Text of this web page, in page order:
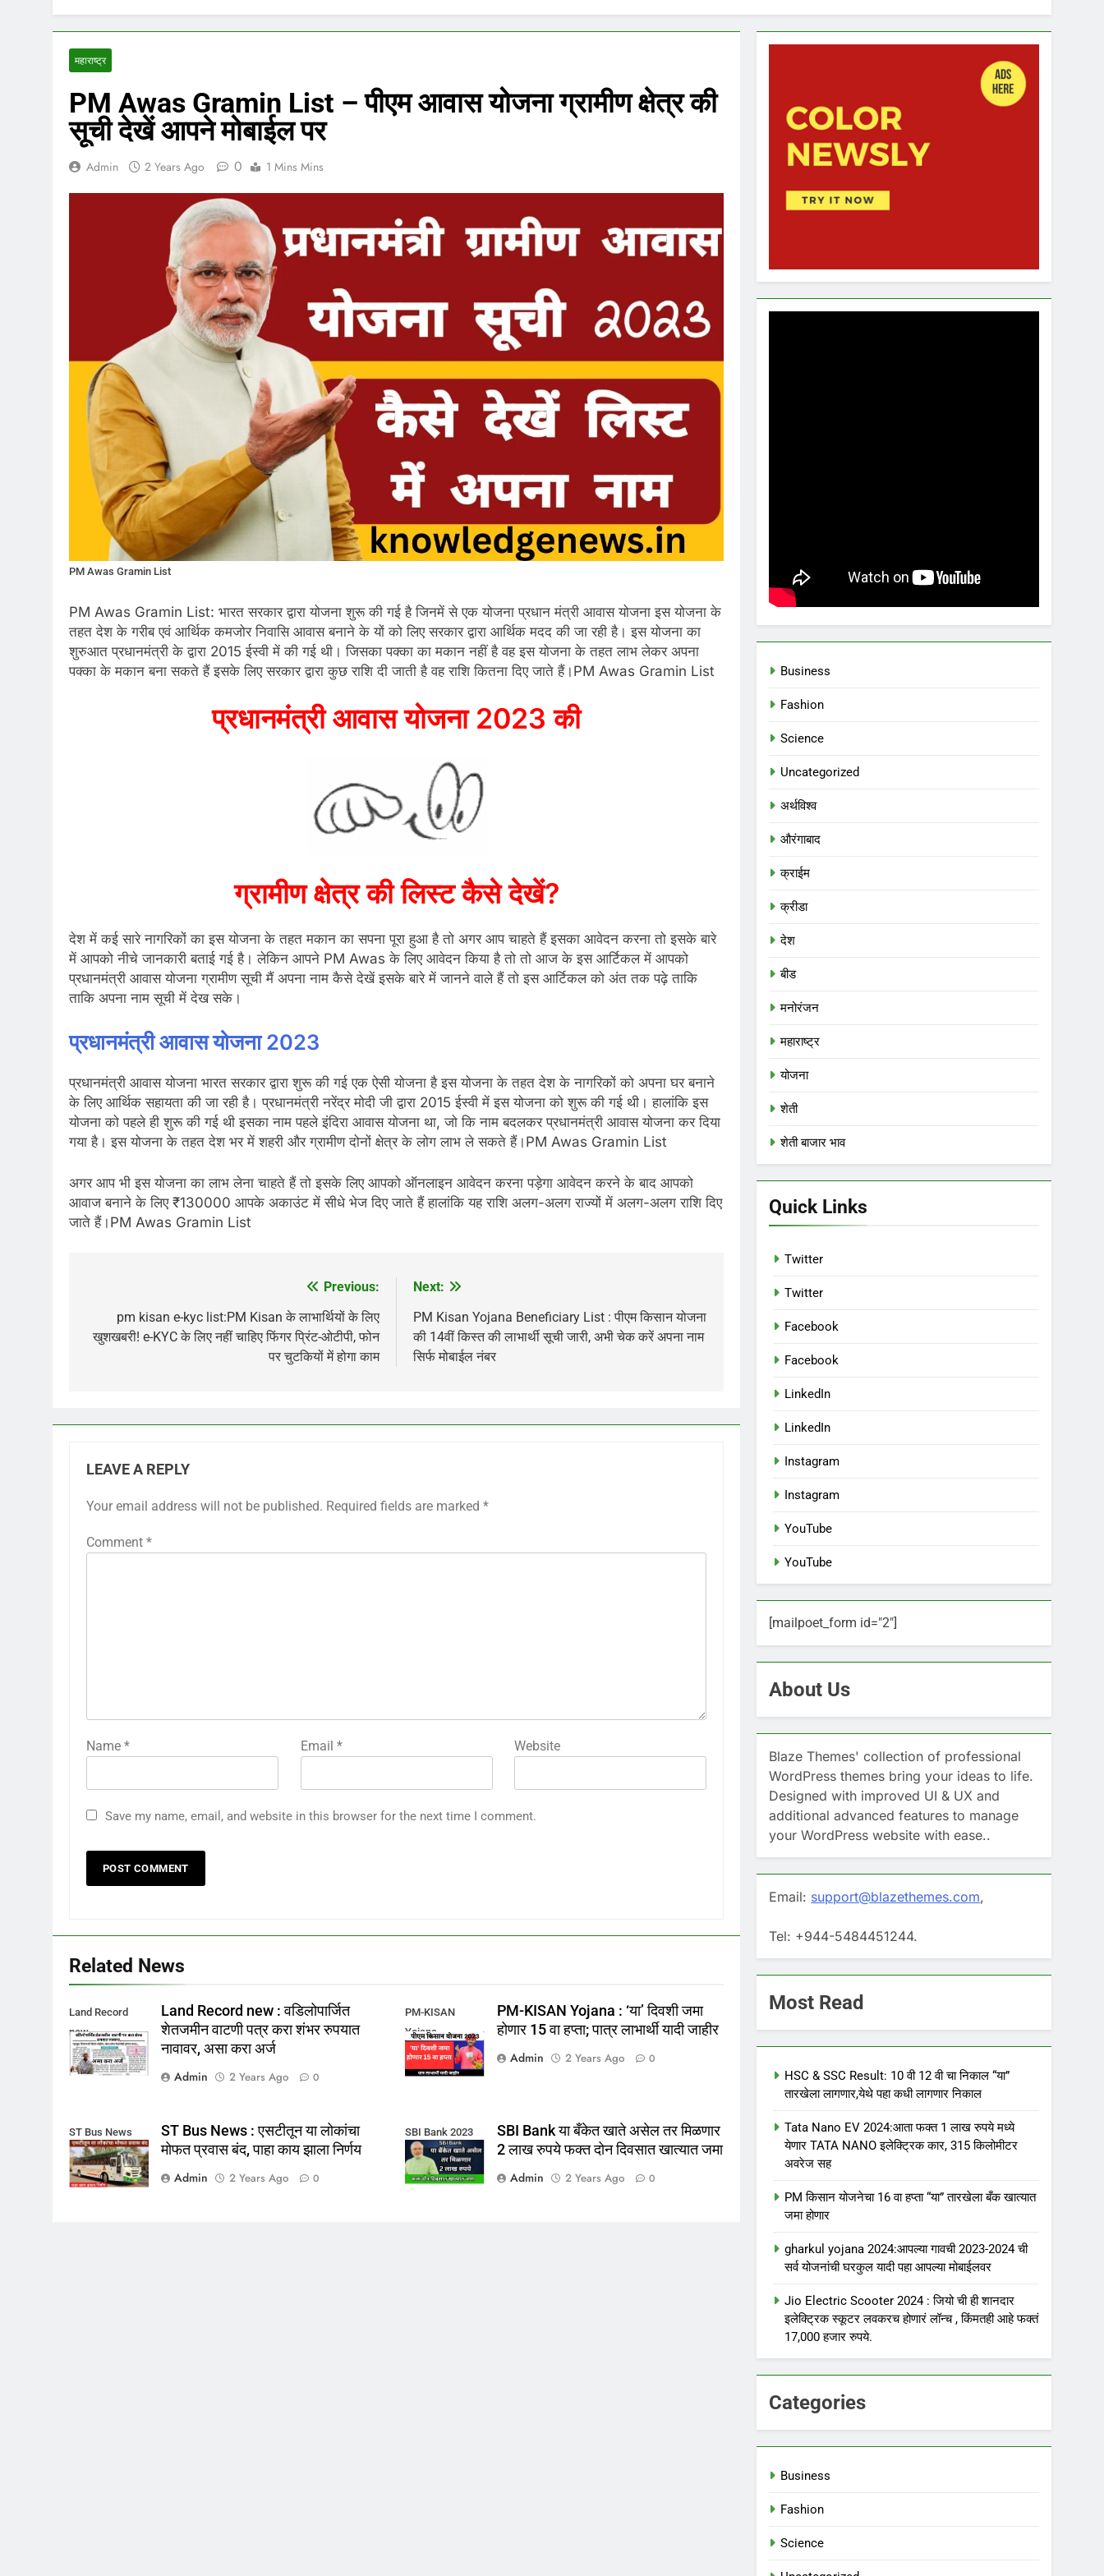
महाराष्ट्र
PM Awas Gramin List – पीएम आवास योजना ग्रामीण क्षेत्र की
सूची देखें आपने मोबाईल पर
Admin 2 Years Ago 0 1 Mins Mins
PM Awas Gramin List
PM Awas Gramin List: भारत सरकार द्वारा योजना शुरू की गई है जिनमें से एक योजना प्रधान मंत्री आवास योजना इस योजना के
तहत देश के गरीब एवं आर्थिक कमजोर निवासि आवास बनाने के यों को लिए सरकार द्वारा आर्थिक मदद की जा रही है। इस योजना का
शुरुआत प्रधानमंत्री के द्वारा 2015 ईस्वी में की गई थी। जिसका पक्का का मकान नहीं है वह इस योजना के तहत लाभ लेकर अपना
पक्का के मकान बना सकते हैं इसके लिए सरकार द्वारा कुछ राशि दी जाती है वह राशि कितना दिए जाते हैं।PM Awas Gramin List
प्रधानमंत्री आवास योजना 2023 की
ग्रामीण क्षेत्र की लिस्ट कैसे देखें?
देश में कई सारे नागरिकों का इस योजना के तहत मकान का सपना पूरा हुआ है तो अगर आप चाहते हैं इसका आवेदन करना तो इसके बारे
में आपको नीचे जानकारी बताई गई है। लेकिन आपने PM Awas के लिए आवेदन किया है तो तो आज के इस आर्टिकल में आपको
प्रधानमंत्री आवास योजना ग्रामीण सूची मैं अपना नाम कैसे देखें इसके बारे में जानने वाले हैं तो इस आर्टिकल को अंत तक पढ़े ताकि
ताकि अपना नाम सूची में देख सके।
प्रधानमंत्री आवास योजना 2023
प्रधानमंत्री आवास योजना भारत सरकार द्वारा शुरू की गई एक ऐसी योजना है इस योजना के तहत देश के नागरिकों को अपना घर बनाने
के लिए आर्थिक सहायता की जा रही है। प्रधानमंत्री नरेंद्र मोदी जी द्वारा 2015 ईस्वी में इस योजना को शुरू की गई थी। हालांकि इस
योजना को पहले ही शुरू की गई थी इसका नाम पहले इंदिरा आवास योजना था, जो कि नाम बदलकर प्रधानमंत्री आवास योजना कर दिया
गया है। इस योजना के तहत देश भर में शहरी और ग्रामीण दोनों क्षेत्र के लोग लाभ ले सकते हैं।PM Awas Gramin List
अगर आप भी इस योजना का लाभ लेना चाहते हैं तो इसके लिए आपको ऑनलाइन आवेदन करना पड़ेगा आवेदन करने के बाद आपको
आवाज बनाने के लिए ₹130000 आपके अकाउंट में सीधे भेज दिए जाते हैं हालांकि यह राशि अलग-अलग राज्यों में अलग-अलग राशि दिए
जाते हैं।PM Awas Gramin List
navigation
Previous:
pm kisan e-kyc list:PM Kisan के लाभार्थियों के लिए
खुशखबरी! e-KYC के लिए नहीं चाहिए फिंगर प्रिंट-ओटीपी, फोन
पर चुटकियों में होगा काम
Next:
PM Kisan Yojana Beneficiary List : पीएम किसान योजना
की 14वीं किस्त की लाभार्थी सूची जारी, अभी चेक करें अपना नाम
सिर्फ मोबाईल नंबर
LEAVE A REPLY
Your email address will not be published. Required fields are marked *
Comment *
Name * Email * Website
Save my name, email, and website in this browser for the next time I comment.
Related News
Land Record
new
Land Record new : वडिलोपार्जित
शेतजमीन वाटणी पत्र करा शंभर रुपयात
नावावर, असा करा अर्ज
Admin
2 Years Ago 0
PM-KISAN
Yojana
PM-KISAN Yojana : ‘या’ दिवशी जमा
होणार 15 वा हप्ता; पात्र लाभार्थी यादी जाहीर
Admin
2 Years Ago 0
ST Bus News
ST Bus News : एसटीतून या लोकांचा
मोफत प्रवास बंद, पाहा काय झाला निर्णय
Admin
2 Years Ago 0
SBI Bank 2023
SBI Bank या बँकेत खाते असेल तर मिळणार
2 लाख रुपये फक्त दोन दिवसात खात्यात जमा
Admin
2 Years Ago 0
Business
Fashion
Science
Uncategorized
अर्थविश्व
औरंगाबाद
क्राईम
क्रीडा
देश
बीड
मनोरंजन
महाराष्ट्र
योजना
शेती
शेती बाजार भाव
Quick Links
Twitter
Twitter
Facebook
Facebook
LinkedIn
LinkedIn
Instagram
Instagram
YouTube
YouTube
[mailpoet_form id="2"]
About Us
Blaze Themes' collection of professional
WordPress themes bring your ideas to life.
Designed with improved UI & UX and
additional advanced features to manage
your WordPress website with ease..
Email: support@blazethemes.com,
Tel: +944-5484451244.
Most Read
HSC & SSC Result: 10 वी 12 वी चा निकाल “या”
तारखेला लागणार,येथे पहा कधी लागणार निकाल
Tata Nano EV 2024:आता फक्त 1 लाख रुपये मध्ये
येणार TATA NANO इलेक्ट्रिक कार, 315 किलोमीटर
अवरेज सह
PM किसान योजनेचा 16 वा हप्ता “या” तारखेला बँक खात्यात
जमा होणार
gharkul yojana 2024:आपल्या गावची 2023-2024 ची
सर्व योजनांची घरकुल यादी पहा आपल्या मोबाईलवर
Jio Electric Scooter 2024 : जियो ची ही शानदार
इलेक्ट्रिक स्कूटर लवकरच होणारं लॉन्च , किंमतही आहे फक्तं
17,000 हजार रुपये.
Categories
Business
Fashion
Science